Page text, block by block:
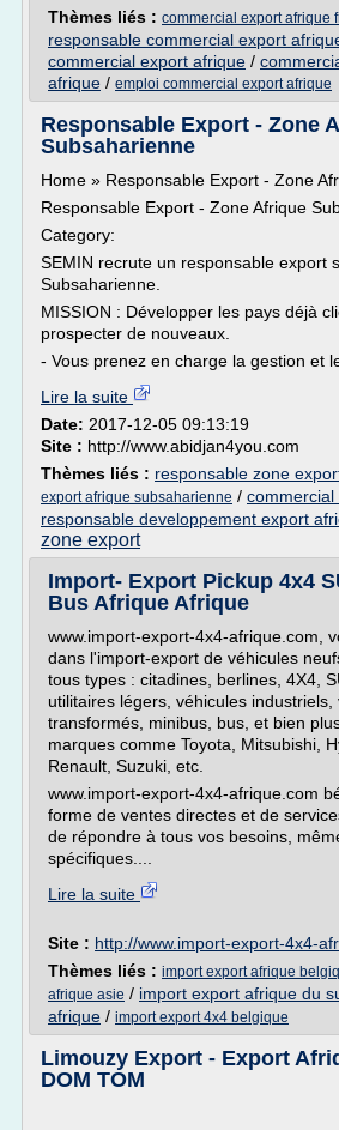
Thèmes liés : commercial export afrique
responsable commercial export
commercial export afrique /
afrique / emploi commercial export afrique
Responsable Export - Zone
Subsaharienne
Home » Responsable Export - Zone
Responsable Export - Zone Afrique
Category:
SEMIN recrute un responsable export
Subsaharienne.
MISSION : Développer les pays déjà
prospecter de nouveaux.
- Vous prenez en charge la gestion et
Lire la suite
Date: 2017-12-05 09:13:19
Site : http://www.abidjan4you.com
Thèmes liés : responsable zone
export afrique subsaharienne /
responsable developpement export
zone export
Import- Export Pickup 4x4
Bus Afrique Afrique
www.import-export-4x4-afrique.com,
dans l'import-export de véhicules
tous types : citadines, berlines, 4X4,
utilitaires légers, véhicules industriels,
transformés, minibus, bus, et bien
marques comme Toyota, Mitsubishi,
Renault, Suzuki, etc.
www.import-export-4x4-afrique.com
forme de ventes directes et de
de répondre à tous vos besoins,
spécifiques....
Lire la suite
Site : http://www.import-export-4x4-
Thèmes liés : import export afrique
afrique asie / import export afrique du
afrique / import export 4x4 belgique
Limouzy Export - Export
DOM TOM